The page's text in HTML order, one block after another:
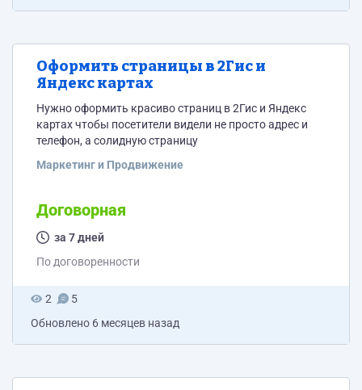
Оформить страницы в 2Гис и
Яндекс картах
Нужно оформить красиво страниц в 2Гис и Яндекс
картах чтобы посетители видели не просто адрес и
телефон, а солидную страницу
Маркетинг и Продвижение
Договорная
за 7 дней
По договоренности
2
5
Обновлено 6 месяцев назад